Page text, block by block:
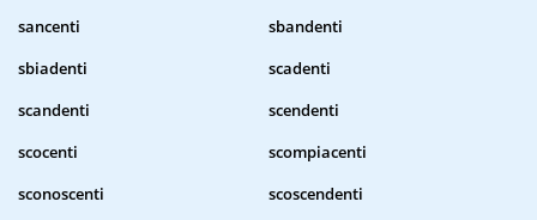
sancenti
sbandenti
sbiadenti
scadenti
scandenti
scendenti
scocenti
scompiacenti
sconoscenti
scoscendenti